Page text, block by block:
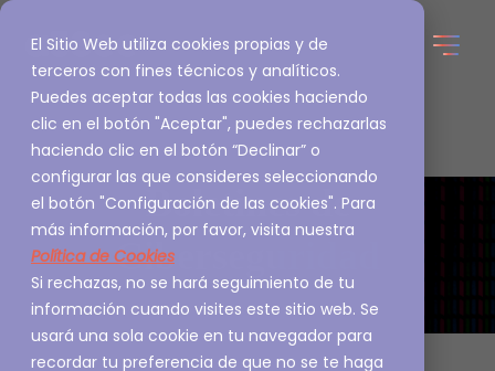
El Sitio Web utiliza cookies propias y de
terceros con fines técnicos y analíticos.
Puedes aceptar todas las cookies haciendo
clic en el botón "Aceptar", puedes rechazarlas
haciendo clic en el botón “Declinar” o
configurar las que consideres seleccionando
el botón "Configuración de las cookies". Para
más información, por favor, visita nuestra
Política de Cookies
Si rechazas, no se hará seguimiento de tu
información cuando visites este sitio web. Se
usará una sola cookie en tu navegador para
recordar tu preferencia de que no se te haga
Boletines de
Ciberseguridad